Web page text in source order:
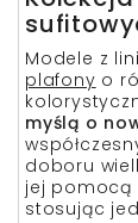
Modele z
plafony o
myślą o
doboru
jej pomocą
stosując